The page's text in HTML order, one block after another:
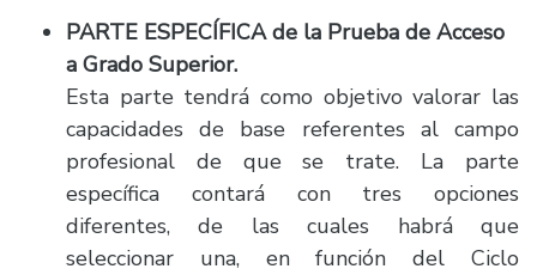
PARTE ESPECÍFICA de la Prueba de Acceso
a Grado Superior.
Esta parte tendrá como objetivo valorar las
capacidades de base referentes al campo
profesional de que se trate. La parte
específica contará con tres opciones
diferentes, de las cuales habrá que
seleccionar una, en función del Ciclo